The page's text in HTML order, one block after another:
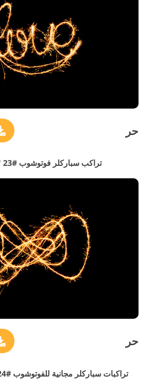
حر
تراكب سباركلر فوتوشوب #23 "Fancy Squiggles"
حر
تراكبات سباركلر مجانية للفوتوشوب #24 "Christmas Toy"